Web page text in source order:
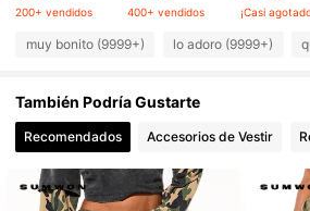
4.85 869K Seguidores
4.85 869K Seguidores
4.85 869K Seguidores
200+ vendidos 400+ vendidos ¡Casi
muy bonito (9999+) lo adoro (9999+)
También Podría Gustarte
Recomendados Accesorios de Vestir